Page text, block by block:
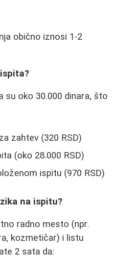
obično iznosi 1-2
su oko 30.000 dinara, što
zahtev (320 RSD)
(oko 28.000 RSD)
ispitu (970 RSD)
na ispitu?
radno mesto (npr.
kozmetičar) i listu
2 sata da: